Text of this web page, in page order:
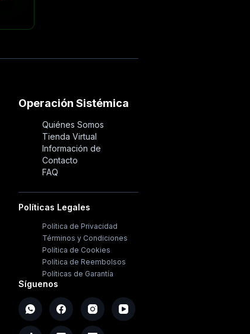
Operación Sistémica
Quiénes Somos
Tienda Virtual
Información de
Contacto
FAQ
Políticas Legales
Política de Privacidad
Términos y Condiciones
Política de Cookies
Política de Reembolsos
Políticas de Garantía
Síguenos